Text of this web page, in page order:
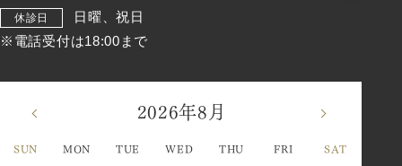
休診日
日曜、祝日
※電話受付は18:00まで
2026年8月
SUN MON TUE WED THU FRI SAT